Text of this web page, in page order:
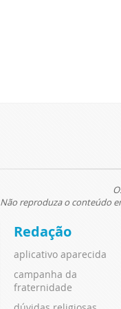
Não reproduza o conteúdo
Redação
aplicativo aparecida
campanha da
fraternidade